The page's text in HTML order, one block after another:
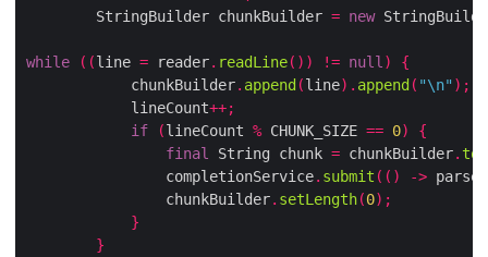
        StringBuilder chunkBuilder
= new
while ((line = reader. readLine()) != null )
{
            chunkBuilder
. append (line). append ( "\n" );
            lineCount
++;
if
(lineCount % CHUNK_SIZE == 0)
{
final
String chunk = chunkBuilder.
                completionService
. submit (() ->
                chunkBuilder
. setLength(0);
}
}